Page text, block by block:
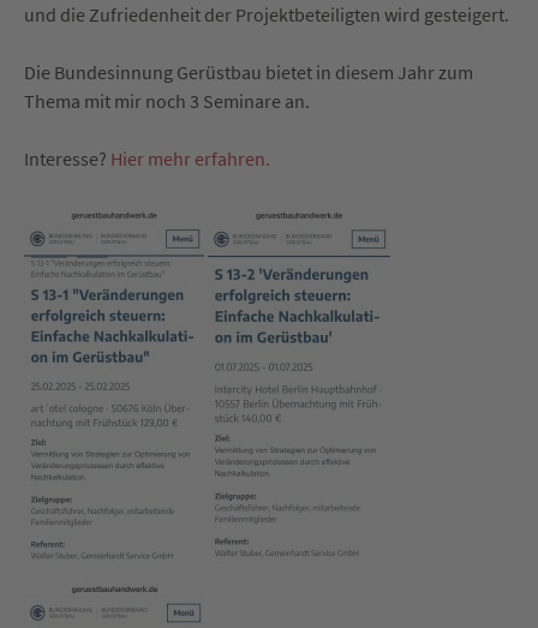
und die Zufriedenheit der Projektbeteiligten wird gesteigert.
Die Bundesinnung Gerüstbau bietet in diesem Jahr zum
Thema mit mir noch 3 Seminare an.
Interesse? Hier mehr erfahren.